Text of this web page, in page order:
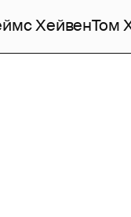
ХейвенТом